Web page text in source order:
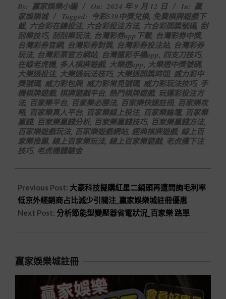
09-
12
By: 贏家娛樂小編 On: 2024 年 9 月 12 日 In: 贏
家娛樂城
Tagged: 今彩539中獎兌換, 免費棋牌遊戲下
載, 六合彩在線投注, 六合彩投注方法, 六合彩開獎號碼, 刮
刮樂技巧, 刮刮樂玩法, 台灣彩券app下載, 台灣彩券中獎,
台灣彩券官網, 台灣彩券對獎, 台灣彩券投注站, 台灣彩券
玩法, 台灣彩票官方網站, 台灣運彩手機app, 四支刀技巧,
在線老虎機, 多人棋牌遊戲, 大樂透app, 大樂透中獎號碼,
大樂透投注, 大樂透玩法技巧, 大樂透開獎時間, 威力彩中
獎號碼, 威力彩包牌, 威力彩常見號碼, 威力彩玩法技巧, 手
機棋牌遊戲, 棋牌遊戲平台, 熱門棋牌遊戲, 玩運彩投注方
法, 百家樂平台, 百家樂必勝法, 百家樂快速註冊, 百家樂攻
略, 百家樂真人平台, 百家樂線上投注, 百家樂論壇, 百家樂
贏錢, 百家樂贏錢分析, 百家樂贏錢技巧, 百家樂贏錢方法,
百家樂遊戲玩法, 百家樂遊戲網站, 經典棋牌遊戲, 線上百
家樂推薦, 線上百家樂玩法, 線上百家樂遊戲, 老虎機下注
技巧, 老虎機體驗金
Previous Post: 大豪科技擬購紅星二鍋頭再遭問詢毛利率
低京外經銷商占比減少引關注_贏家娛樂城註冊優惠
Next Post: 分析節能型變壓器省電狀況_百家樂 路單
贏家娛樂城註冊